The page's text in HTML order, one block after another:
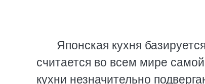
Японская кухня
считается во всем мире
кухни незначительно